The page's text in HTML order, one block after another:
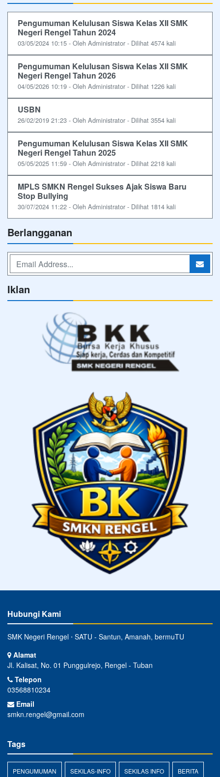
Pengumuman Kelulusan Siswa Kelas XII SMK
Negeri Rengel Tahun 2024
03/05/2024 10:15 - Oleh Administrator - Dilihat 4574 kali
Pengumuman Kelulusan Siswa Kelas XII SMK
Negeri Rengel Tahun 2026
04/05/2026 10:19 - Oleh Administrator - Dilihat 1226 kali
USBN
26/02/2019 21:23 - Oleh Administrator - Dilihat 3554 kali
Pengumuman Kelulusan Siswa Kelas XII SMK
Negeri Rengel Tahun 2025
05/05/2025 11:59 - Oleh Administrator - Dilihat 2218 kali
MPLS SMKN Rengel Sukses Ajak Siswa Baru
Stop Bullying
30/07/2024 11:22 - Oleh Administrator - Dilihat 1814 kali
Berlangganan
Iklan
Hubungi Kami
SMK Negeri Rengel ⋅ SATU - Santun, Amanah, bermuTU
Alamat
Jl. Kalisat, No. 01 Punggulrejo, Rengel - Tuban
Telepon
03568810234
Email
smkn.rengel@gmail.com
Tags
PENGUMUMAN SEKILAS-INFO SEKILAS INFO BERITA